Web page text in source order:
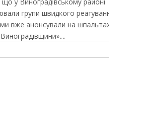
групи швидкого реагування
ми вже анонсували на шпальтах